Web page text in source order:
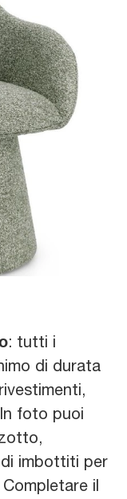
: tutti i
di durata
foto puoi
imbottiti per
il